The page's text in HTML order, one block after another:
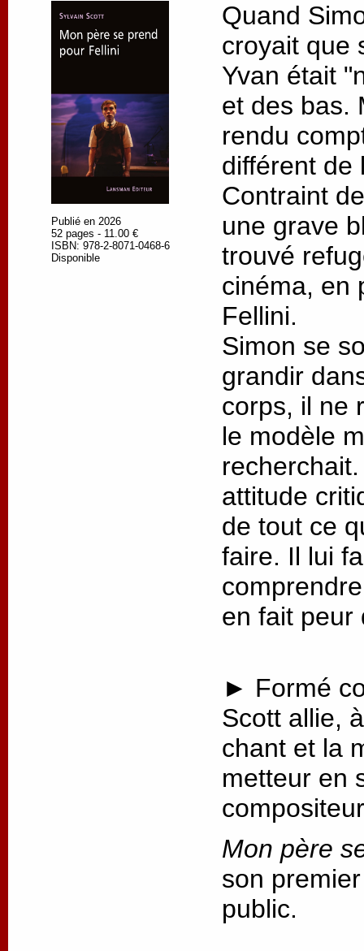
Publié en 2026
52 pages - 11.00 €
ISBN: 978-2-8071-0468-6
Disponible
Quand
croyait que
Yvan était
et des bas.
rendu
différent de
Contraint
une grave
trouvé
cinéma, en
Fellini.
Simon se
grandir
corps, il ne
le modèle
attitude
de tout ce
faire. Il lui
en fait peur
► Formé
Scott allie,
chant et la
metteur en
Mon père
son
public.